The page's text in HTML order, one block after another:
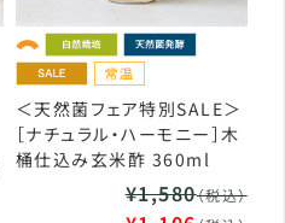
＜天然菌フェア特別SALE＞
［ナチュラル・ハーモニー］木
桶仕込み玄米酢 360ml
¥1,580（税込）